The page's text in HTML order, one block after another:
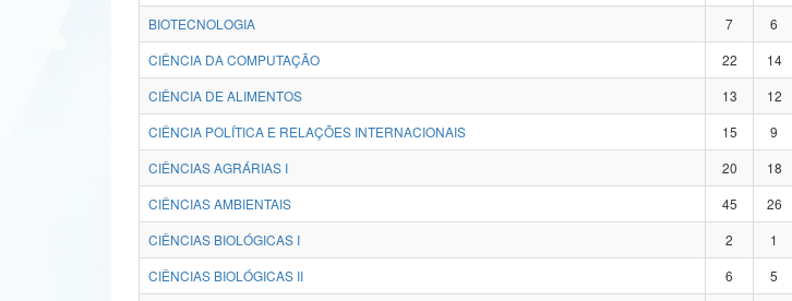
BIOTECNOLOGIA
7 6
CIÊNCIA DA COMPUTAÇÃO
22 14
CIÊNCIA DE ALIMENTOS
13 12
CIÊNCIA POLÍTICA E RELAÇÕES INTERNACIONAIS
15 9
CIÊNCIAS AGRÁRIAS I
20 18
CIÊNCIAS AMBIENTAIS
45 26
CIÊNCIAS BIOLÓGICAS I
2 1
CIÊNCIAS BIOLÓGICAS II
6 5